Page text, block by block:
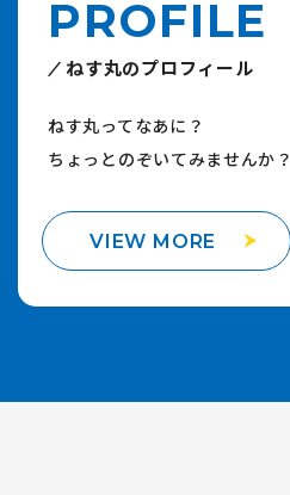
PROFILE
ねす丸のプロフィール
ねす丸ってなあに？
ちょっとのぞいてみませんか？
VIEW MORE